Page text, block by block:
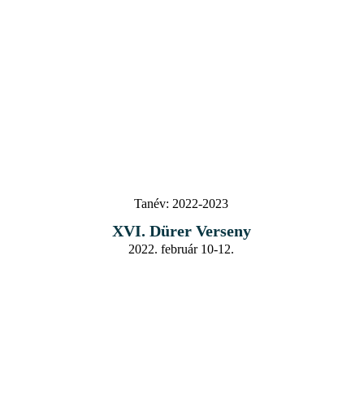
Tanév: 2022-2023
XVI. Dürer Verseny
2022. február 10-12.